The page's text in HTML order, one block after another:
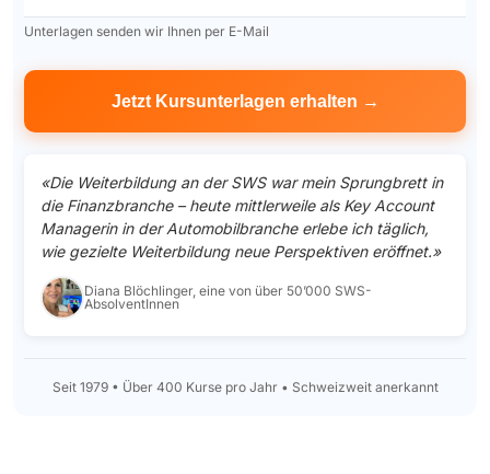
Unterlagen senden wir Ihnen per E-Mail
«Die Weiterbildung an der SWS war mein Sprungbrett in
die Finanzbranche – heute mittlerweile als Key Account
Managerin in der Automobilbranche erlebe ich täglich,
wie gezielte Weiterbildung neue Perspektiven eröffnet.»
Diana Blöchlinger, eine von über 50’000 SWS-
AbsolventInnen
Seit 1979 • Über 400 Kurse pro Jahr • Schweizweit anerkannt